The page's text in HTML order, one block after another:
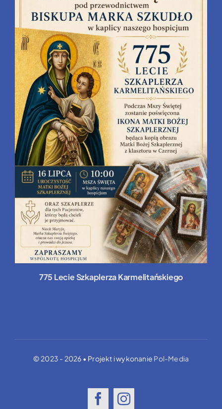
775 Lecie Szkaplerza Karmelitańskiego
© 2023 - 2026 • Projekt i wykonanie Pol-Media